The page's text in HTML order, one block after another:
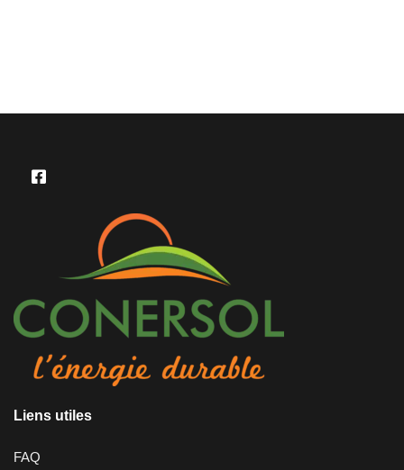
Liens utiles
FAQ